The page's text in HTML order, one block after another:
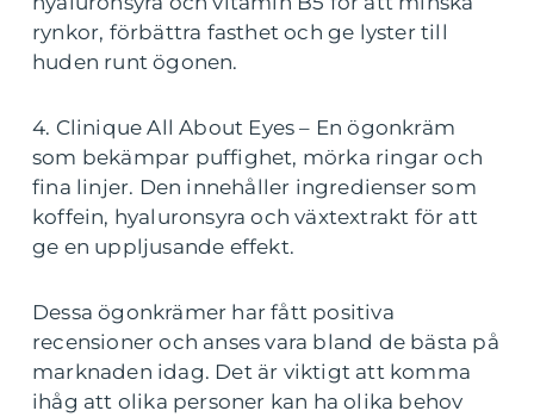
rynkor, förbättra fasthet och ge lyster till
huden runt ögonen.
4. Clinique All About Eyes – En ögonkräm
som bekämpar puffighet, mörka ringar och
fina linjer. Den innehåller ingredienser som
koffein, hyaluronsyra och växtextrakt för att
ge en uppljusande effekt.
Dessa ögonkrämer har fått positiva
recensioner och anses vara bland de bästa på
marknaden idag. Det är viktigt att komma
ihåg att olika personer kan ha olika behov